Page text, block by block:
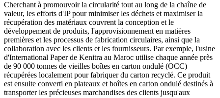
Cherchant à promouvoir la circularité tout au long de la chaîne de
valeur, les efforts d'IP pour minimiser les déchets et maximiser la
récupération des matériaux couvrent la conception et le
développement de produits, l'approvisionnement en matières
premières et les processus de fabrication circulaires, ainsi que la
collaboration avec les clients et les fournisseurs. Par exemple, l'usine
d'International Paper de Kenitra au Maroc utilise chaque année près
de 90 000 tonnes de vieilles boîtes en carton ondulé (OCC)
récupérées localement pour fabriquer du carton recyclé. Ce produit
est ensuite converti en plateaux et boîtes en carton ondulé destinés à
transporter les précieuses marchandises des clients jusqu'aux